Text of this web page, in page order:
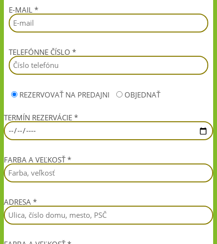
E-MAIL *
TELEFÓNNE ČÍSLO *
REZERVOVAŤ NA PREDAJNI OBJEDNAŤ
TERMÍN REZERVÁCIE *
FARBA A VEĽKOSŤ *
ADRESA *